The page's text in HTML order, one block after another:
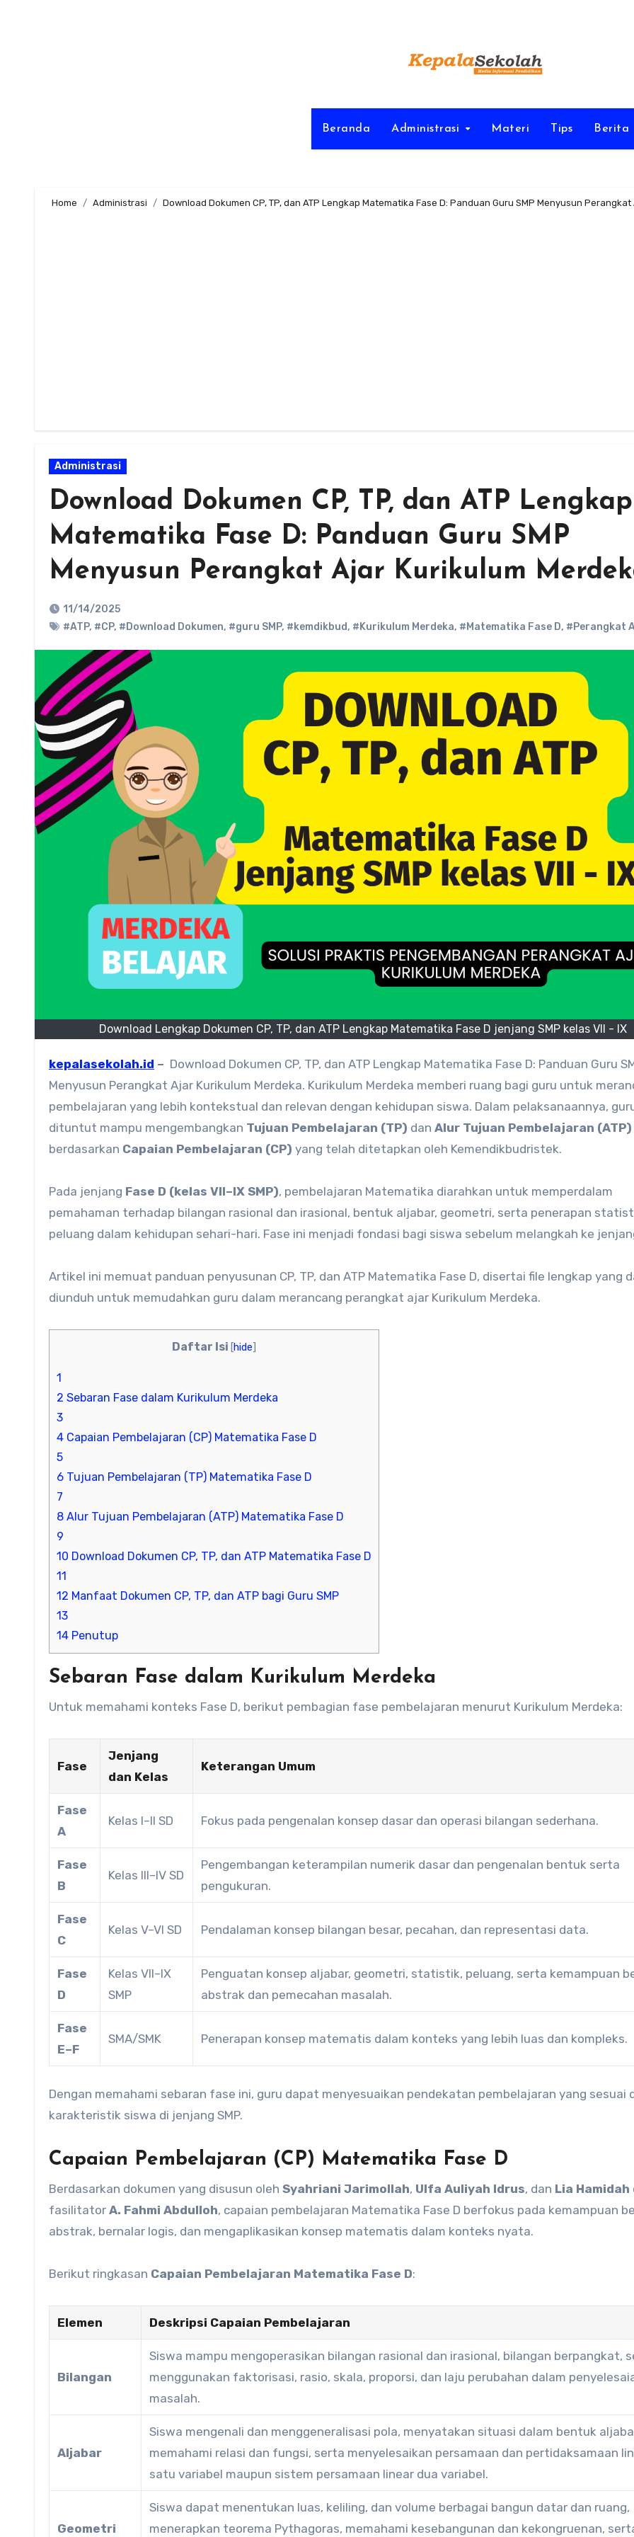
Beranda Administrasi Materi Tips Berita
Home Administrasi Download Dokumen CP, TP, dan ATP Lengkap Matematika Fase D: Panduan Guru SMP Menyusun
Administrasi
Download Dokumen CP, TP, dan ATP Lengkap
Matematika Fase D: Panduan Guru SMP
Menyusun Perangkat Ajar Kurikulum
11/14/2025
#ATP, #CP, #Download Dokumen, #guru SMP, #kemdikbud, #Kurikulum Merdeka, #Matematika Fase D, #Perangkat
Download Lengkap Dokumen CP, TP, dan ATP Lengkap Matematika Fase D jenjang SMP kelas VII - IX
kepalasekolah.id – Download Dokumen CP, TP, dan ATP Lengkap Matematika Fase D: Panduan Guru
Menyusun Perangkat Ajar Kurikulum Merdeka. Kurikulum Merdeka memberi ruang bagi guru untuk
pembelajaran yang lebih kontekstual dan relevan dengan kehidupan siswa. Dalam pelaksanaannya,
dituntut mampu mengembangkan Tujuan Pembelajaran (TP) dan Alur Tujuan Pembelajaran (ATP)
berdasarkan Capaian Pembelajaran (CP) yang telah ditetapkan oleh Kemendikbudristek.
Pada jenjang Fase D (kelas VII–IX SMP), pembelajaran Matematika diarahkan untuk memperdalam
pemahaman terhadap bilangan rasional dan irasional, bentuk aljabar, geometri, serta penerapan
peluang dalam kehidupan sehari-hari. Fase ini menjadi fondasi bagi siswa sebelum melangkah ke
Artikel ini memuat panduan penyusunan CP, TP, dan ATP Matematika Fase D, disertai file lengkap yang
diunduh untuk memudahkan guru dalam merancang perangkat ajar Kurikulum Merdeka.
Daftar Isi [hide]
1
2 Sebaran Fase dalam Kurikulum Merdeka
3
4 Capaian Pembelajaran (CP) Matematika Fase D
5
6 Tujuan Pembelajaran (TP) Matematika Fase D
7
8 Alur Tujuan Pembelajaran (ATP) Matematika Fase D
9
10 Download Dokumen CP, TP, dan ATP Matematika Fase D
11
12 Manfaat Dokumen CP, TP, dan ATP bagi Guru SMP
13
14 Penutup
Sebaran Fase dalam Kurikulum Merdeka
Untuk memahami konteks Fase D, berikut pembagian fase pembelajaran menurut Kurikulum Merdeka:
Fase
Jenjang
dan Kelas
Keterangan Umum
Fase
A
Kelas I–II SD Fokus pada pengenalan konsep dasar dan operasi bilangan sederhana.
Fase
B
Kelas III–IV SD
Pengembangan keterampilan numerik dasar dan pengenalan bentuk serta
pengukuran.
Fase
C
Kelas V–VI SD Pendalaman konsep bilangan besar, pecahan, dan representasi data.
Fase
D
Kelas VII–IX
SMP
Penguatan konsep aljabar, geometri, statistik, peluang, serta kemampuan
abstrak dan pemecahan masalah.
Fase
E–F
SMA/SMK Penerapan konsep matematis dalam konteks yang lebih luas dan kompleks.
Dengan memahami sebaran fase ini, guru dapat menyesuaikan pendekatan pembelajaran yang sesuai
karakteristik siswa di jenjang SMP.
Capaian Pembelajaran (CP) Matematika Fase D
Berdasarkan dokumen yang disusun oleh Syahriani Jarimollah, Ulfa Auliyah Idrus, dan Lia Hamidah
fasilitator A. Fahmi Abdulloh, capaian pembelajaran Matematika Fase D berfokus pada kemampuan
abstrak, bernalar logis, dan mengaplikasikan konsep matematis dalam konteks nyata.
Berikut ringkasan Capaian Pembelajaran Matematika Fase D:
Elemen Deskripsi Capaian Pembelajaran
Bilangan
Siswa mampu mengoperasikan bilangan rasional dan irasional, bilangan berpangkat,
menggunakan faktorisasi, rasio, skala, proporsi, dan laju perubahan dalam
masalah.
Aljabar
Siswa mengenali dan menggeneralisasi pola, menyatakan situasi dalam bentuk
memahami relasi dan fungsi, serta menyelesaikan persamaan dan pertidaksamaan
satu variabel maupun sistem persamaan linear dua variabel.
Geometri
Siswa dapat menentukan luas, keliling, dan volume berbagai bangun datar dan ruang,
menerapkan teorema Pythagoras, memahami kesebangunan dan kekongruenan,